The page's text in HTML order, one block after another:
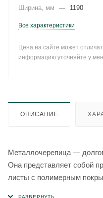
Ширина, мм
— 1190
Все характеристики
Цена на сайте может
информацию уточняйте у
ОПИСАНИЕ
Металлочерепица —
Она представляет собой
листы c полимерным